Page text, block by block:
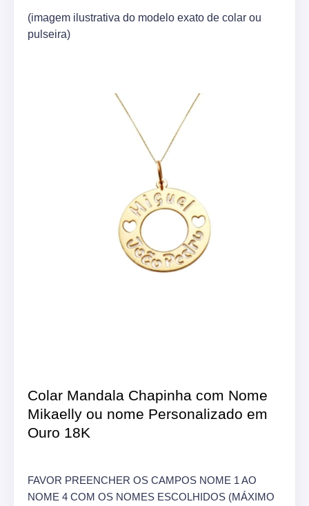
(imagem ilustrativa do modelo exato de colar ou
pulseira)
Colar Mandala Chapinha com Nome
Mikaelly ou nome Personalizado em
Ouro 18K
FAVOR PREENCHER OS CAMPOS NOME 1 AO
NOME 4 COM OS NOMES ESCOLHIDOS (MÁXIMO